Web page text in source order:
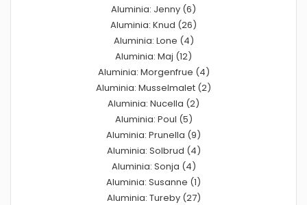
Aluminia: Jenny (6)
Aluminia: Knud (26)
Aluminia: Lone (4)
Aluminia: Maj (12)
Aluminia: Morgenfrue (4)
Aluminia: Musselmalet (2)
Aluminia: Nucella (2)
Aluminia: Poul (5)
Aluminia: Prunella (9)
Aluminia: Solbrud (4)
Aluminia: Sonja (4)
Aluminia: Susanne (1)
Aluminia: Tureby (27)